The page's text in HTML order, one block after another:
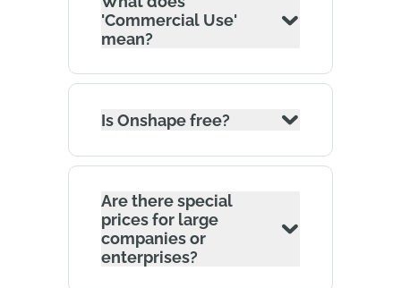
'Commercial Use'
mean?
Is Onshape free?
Are there special
prices for large
companies or
enterprises?